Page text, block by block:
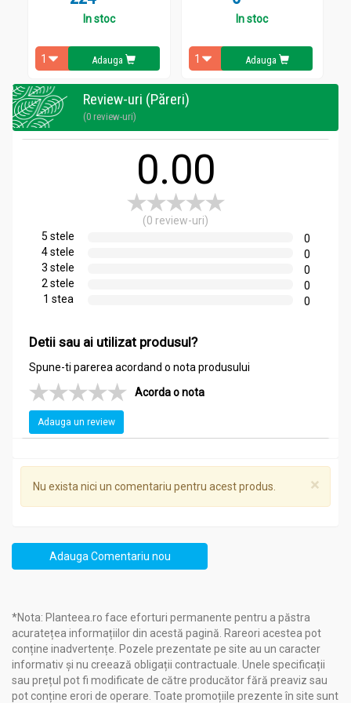
Passival 30cps - ROTTA NATURA
Cate 1 capsula de 3 ori pe zi.
In stoc
Adauga
In stoc
Adauga
Review-uri (Păreri)
(0 review-uri)
0.00
(0 review-uri)
5 stele
0
4 stele
0
3 stele
0
2 stele
0
1 stea
0
Detii sau ai utilizat produsul?
Spune-ti parerea acordand o nota produsului
Acorda o nota
Adauga un review
×
Nu exista nici un comentariu pentru acest produs.
Adauga Comentariu nou
*Nota: Planteea.ro face eforturi permanente pentru a păstra
acuratețea informațiilor din acestă pagină. Rareori acestea pot
conține inadvertențe. Pozele prezentate pe site au un caracter
informativ și nu creează obligații contractuale. Unele specificații
sau prețul pot fi modificate de către producător fără preaviz sau
pot conține erori de operare. Toate promoțiile prezente în site sunt